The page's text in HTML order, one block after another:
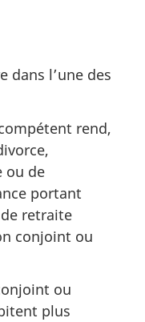
dans l’une des
rend,
ou de
portant
retraite
conjoint ou
ou
plus